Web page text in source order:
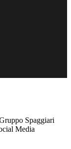
Spaggiari
Media